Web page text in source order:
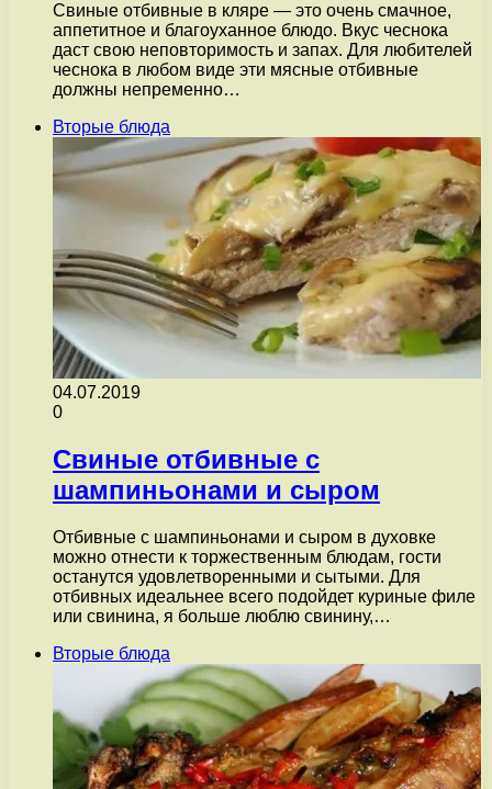
Свиные отбивные в кляре — это очень смачное,
аппетитное и благоуханное блюдо. Вкус чеснока
даст свою неповторимость и запах. Для любителей
чеснока в любом виде эти мясные отбивные
должны непременно…
Вторые блюда
04.07.2019
0
Свиные отбивные с
шампиньонами и сыром
Отбивные с шампиньонами и сыром в духовке
можно отнести к торжественным блюдам, гости
останутся удовлетворенными и сытыми. Для
отбивных идеальнее всего подойдет куриные филе
или свинина, я больше люблю свинину,…
Вторые блюда